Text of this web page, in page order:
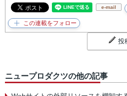
e-mail
投
ニュープロダクツの他の記事